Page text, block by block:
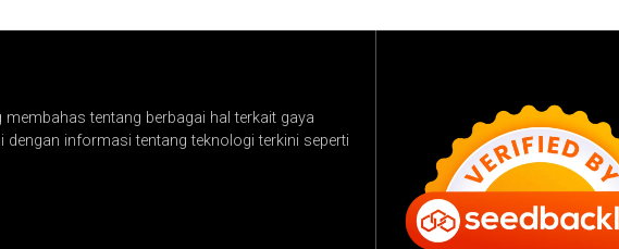
tentang berbagai hal terkait gaya
dengan informasi tentang teknologi terkini seperti